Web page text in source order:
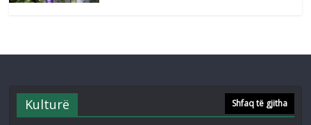
Kulturë Shfaq të gjitha